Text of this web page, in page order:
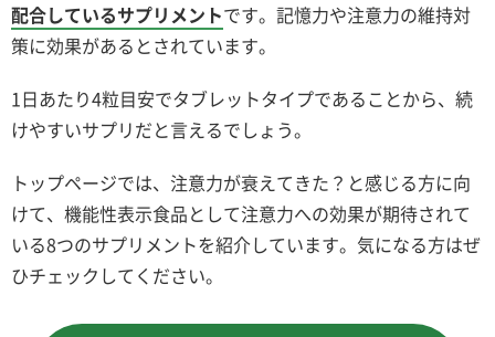
配合しているサプリメントです。記憶力や注意力の維持対
策に効果があるとされています。
1日あたり4粒目安でタブレットタイプであることから、続
けやすいサプリだと言えるでしょう。
トップページでは、注意力が衰えてきた？と感じる方に向
けて、機能性表示食品として注意力への効果が期待されて
いる8つのサプリメントを紹介しています。気になる方はぜ
ひチェックしてください。